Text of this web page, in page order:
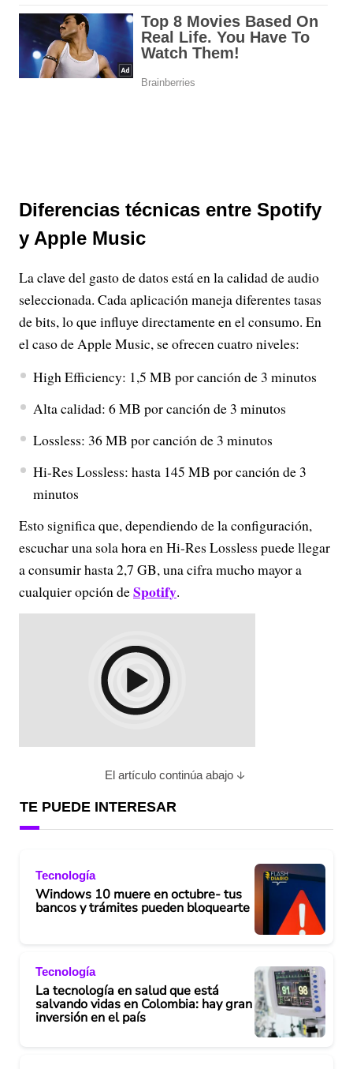
Diferencias técnicas entre Spotify
y Apple Music
La clave del gasto de datos está en la calidad de audio
seleccionada. Cada aplicación maneja diferentes tasas
de bits, lo que influye directamente en el consumo. En
el caso de Apple Music, se ofrecen cuatro niveles:
High Efficiency: 1,5 MB por canción de 3 minutos
Alta calidad: 6 MB por canción de 3 minutos
Lossless: 36 MB por canción de 3 minutos
Hi-Res Lossless: hasta 145 MB por canción de 3
minutos
Esto significa que, dependiendo de la configuración,
escuchar una sola hora en Hi-Res Lossless puede llegar
a consumir hasta 2,7 GB, una cifra mucho mayor a
cualquier opción deSpotify.
El artículo continúa abajo
TE PUEDE INTERESAR
Tecnología
Windows 10 muere en octubre- tus
bancos y trámites pueden bloquearte
Tecnología
La tecnología en salud que está
salvando vidas en Colombia: hay gran
inversión en el país